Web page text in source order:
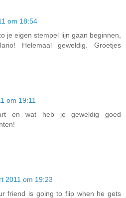
om 18:54
je eigen stempel lijn gaan beginnen,
Helemaal geweldig. Groetjes
om 19:11
en wat heb je geweldig goed
2011 om 19:23
friend is going to flip when he gets